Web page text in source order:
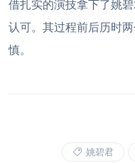
借扎实的演技拿下了姚
认可。其过程前后历时
慎。
姚碧君